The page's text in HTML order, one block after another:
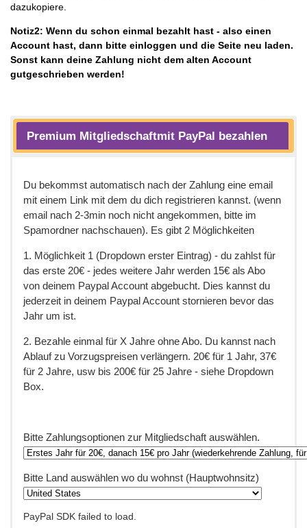
dazukopiere.
Notiz2: Wenn du schon einmal bezahlt hast - also einen
Account hast, dann bitte einloggen und die Seite neu laden.
Sonst kann deine Zahlung nicht dem alten Account
gutgeschrieben werden!
Premium Mitgliedschaftmit PayPal bezahlen
Du bekommst automatisch nach der Zahlung eine email
mit einem Link mit dem du dich registrieren kannst. (wenn
email nach 2-3min noch nicht angekommen, bitte im
Spamordner nachschauen). Es gibt 2 Möglichkeiten
1. Möglichkeit 1 (Dropdown erster Eintrag) - du zahlst für
das erste 20€ - jedes weitere Jahr werden 15€ als Abo
von deinem Paypal Account abgebucht. Dies kannst du
jederzeit in deinem Paypal Account stornieren bevor das
Jahr um ist.
2. Bezahle einmal für X Jahre ohne Abo. Du kannst nach
Ablauf zu Vorzugspreisen verlängern. 20€ für 1 Jahr, 37€
für 2 Jahre, usw bis 200€ für 25 Jahre - siehe Dropdown
Box.
Bitte Zahlungsoptionen zur Mitgliedschaft auswählen.
Bitte Land auswählen wo du wohnst (Hauptwohnsitz)
PayPal SDK failed to load.